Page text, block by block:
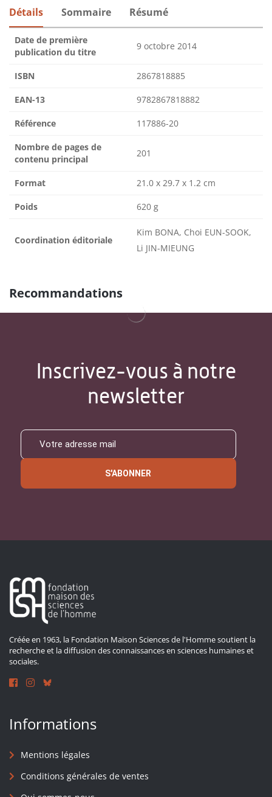
Détails Sommaire Résumé
Date de première
publication du titre
9 octobre 2014
ISBN 2867818885
EAN-13 9782867818882
Référence 117886-20
Nombre de pages de
contenu principal
201
Format 21.0 x 29.7 x 1.2 cm
Poids 620 g
Coordination éditoriale
Kim BONA, Choi EUN-SOOK,
Li JIN-MIEUNG
Recommandations
Inscrivez-vous à notre
newsletter
S'ABONNER
Créée en 1963, la Fondation Maison Sciences de l'Homme soutient la
recherche et la diffusion des connaissances en sciences humaines et
sociales.
Informations
Mentions légales
Conditions générales de ventes